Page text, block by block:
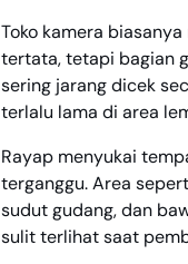
Toko kamera
tertata, tetapi bagian
sering jarang dicek
terlalu lama di area
Rayap menyukai
terganggu. Area
sudut gudang, dan
sulit terlihat saat